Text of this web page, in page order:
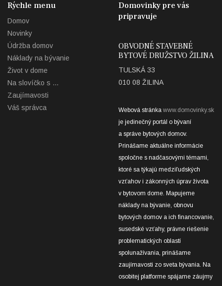
Rýchle menu
Domov
Novinky
Údržba domov
Náklady na bývanie
Život v dome
Na slovíčko s ...
Zaujímavosti
Váš správca
Domovinky pre vás
pripravuje
OBVODNÉ STAVEBNÉ
BYTOVÉ DRUŽSTVO ŽILINA
TULSKÁ 33
010 08 ŽILINA
Webová stránka www.domovinky.sk
je jedinečný portál o bývaní
a správe bytových domov.
Prinášame aktuálne informácie
spoločne s nadčasovými témami,
ktoré sa týkajú medziľudských
vzťahov i zákonných úprav života
v bytovom dome. Mapujeme
náklady na bývanie, obnovu
bytových domov a ich financovanie,
susedské vzťahy, právne riešenie
problematických oblastí
spolunažívania, prinášame
zaujímavosti zo sveta bývania. Na
osobitej platforme spájame záujmy